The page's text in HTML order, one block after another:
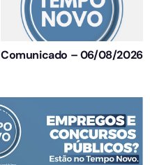
Comunicado – 06/08/2026